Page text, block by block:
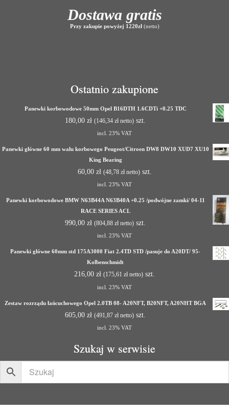
Dostawa gratis
Przy zakupie powyżej 1220zł(netto)
Ostatnio zakupione
Panewki korbowodowe 50mm Opel B16DTH 1.6CDTi +0.25 TDC
180,00 zł (146,34 zł netto) szt.
incl. 23% VAT
Panewki główne 60 mm wału korbowego Peugeot/Citroen DW8 DW10 XUD7 XU10
King Bearing
60,00 zł (48,78 złnetto)szt.
incl. 23% VAT
Panewki korbowodowe BMW N63B44A N63B40A +0.25 /podwójne zamki/ 04-11
RACE SERIES ACL
990,00 zł (804,88 zł netto) szt.
incl. 23% VAT
Panewki główne 60mm std 175A3000 Fiat 2.4TD STD /pasuje do A20DT/ 95-
Kolbenschmidt
216,00 zł (175,61 zł netto) szt.
incl. 23% VAT
Zestaw rozrządu łańcuchowego Opel 2.0TB 08- A20NFT, B20NFT, A20NHT BGA
605,00 zł (491,87 zł netto) szt.
incl. 23% VAT
Szukaj w serwisie